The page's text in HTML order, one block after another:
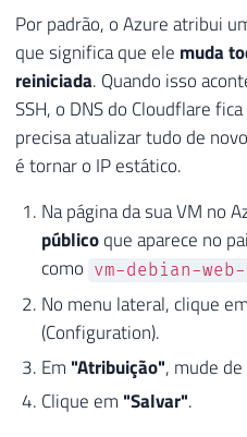
Por padrão, o Azure atribui
que significa que ele muda
reiniciada. Quando isso
SSH, o DNS do Cloudflare
precisa atualizar tudo de
é tornar o IP estático.
Na página da sua VM no
públicoque aparece no
como vm-debian-
No menu lateral, clique em
(Configuration).
Em "Atribuição", mude de
Clique em "Salvar".